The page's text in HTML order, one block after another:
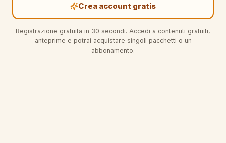
Crea account gratis
Registrazione gratuita in 30 secondi. Accedi a contenuti gratuiti,
anteprime e potrai acquistare singoli pacchetti o un
abbonamento.